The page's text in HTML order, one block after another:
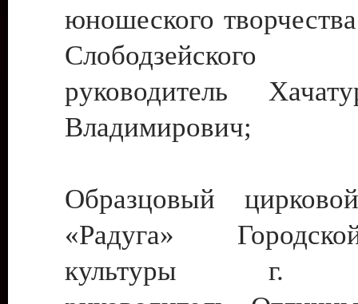
юношеского
руководитель
Владимирович;
Образцовый
«Радуга»
культуры г.